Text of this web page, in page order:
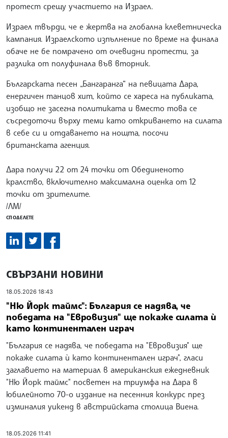
протест срещу участието на Израел.
Израел твърди, че е жертва на глобална клеветническа
кампания. Израелското изпълнение по време на финала
обаче не бе помрачено от очевидни протести, за
разлика от полуфинала във вторник.
Българската песен „Бангаранга“ на певицата Дара,
енергичен танцов хит, който се хареса на публиката,
изобщо не засегна политиката и вместо това се
съсредоточи върху теми като откриването на силата
в себе си и отдаването на нощта, посочи
британската агенция.
Дара получи 22 от 24 точки от Обединеното
кралство, включително максимална оценка от 12
точки от зрителите.
/ЛМ/
СПОДЕЛЕТЕ
СВЪРЗАНИ НОВИНИ
18.05.2026 18:43
"Ню Йорк таймс": България се надява, че
победата на "Евровизия" ще покаже силата ѝ
като континентален играч
"България се надява, че победата на "Евровизия" ще
покаже силата ѝ като континентален играч", гласи
заглавието на материал в американския ежедневник
"Ню Йорк таймс" посветен на триумфа на Дара в
юбилейното 70-о издание на песенния конкурс през
изминалия уикенд в австрийската столица Виена.
18.05.2026 11:41